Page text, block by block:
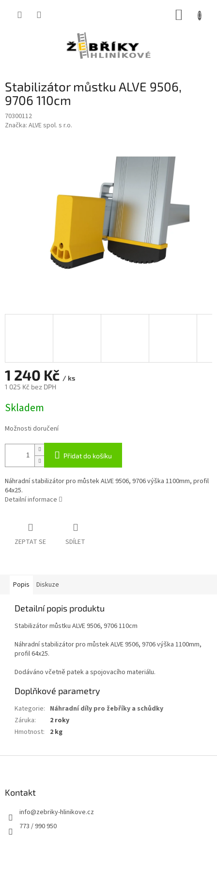
Stabilizátor můstku ALVE 9506,
9706 110cm
70300112
Značka: ALVE spol. s r.o.
1 240 Kč / ks
1 025 Kč bez DPH
cena:
Skladem
Možnosti doručení
Přidat do košíku
Náhradní stabilizátor pro můstek ALVE 9506, 9706 výška 1100mm, profil
64x25.
Detailní informace
ZEPTAT SE SDÍLET
Popis Diskuze
Detailní popis produktu
Stabilizátor můstku ALVE 9506, 9706 110cm
Náhradní stabilizátor pro můstek ALVE 9506, 9706 výška 1100mm,
profil 64x25.
Dodáváno včetně patek a spojovacího materiálu.
Doplňkové parametry
Kategorie: Náhradní díly pro žebříky a schůdky
Záruka:
2 roky
Hmotnost: 2 kg
Kontakt
info@zebriky-hlinikove.cz
773 / 990 950